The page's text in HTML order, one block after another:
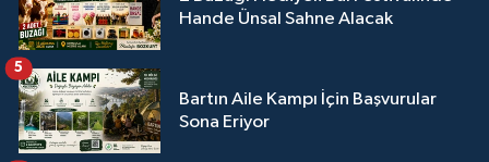
Hande Ünsal Sahne Alacak
Bartın Aile Kampı İçin Başvurular
Sona Eriyor
5